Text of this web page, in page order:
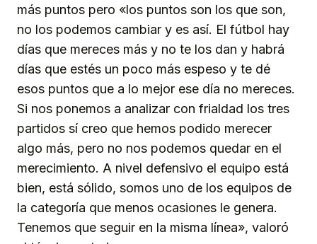
más puntos pero «los puntos son los que son,
no los podemos cambiar y es así. El fútbol hay
días que mereces más y no te los dan y habrá
días que estés un poco más espeso y te dé
esos puntos que a lo mejor ese día no mereces.
Si nos ponemos a analizar con frialdad los tres
partidos sí creo que hemos podido merecer
algo más, pero no nos podemos quedar en el
merecimiento. A nivel defensivo el equipo está
bien, está sólido, somos uno de los equipos de
la categoría que menos ocasiones le genera.
Tenemos que seguir en la misma línea», valoró